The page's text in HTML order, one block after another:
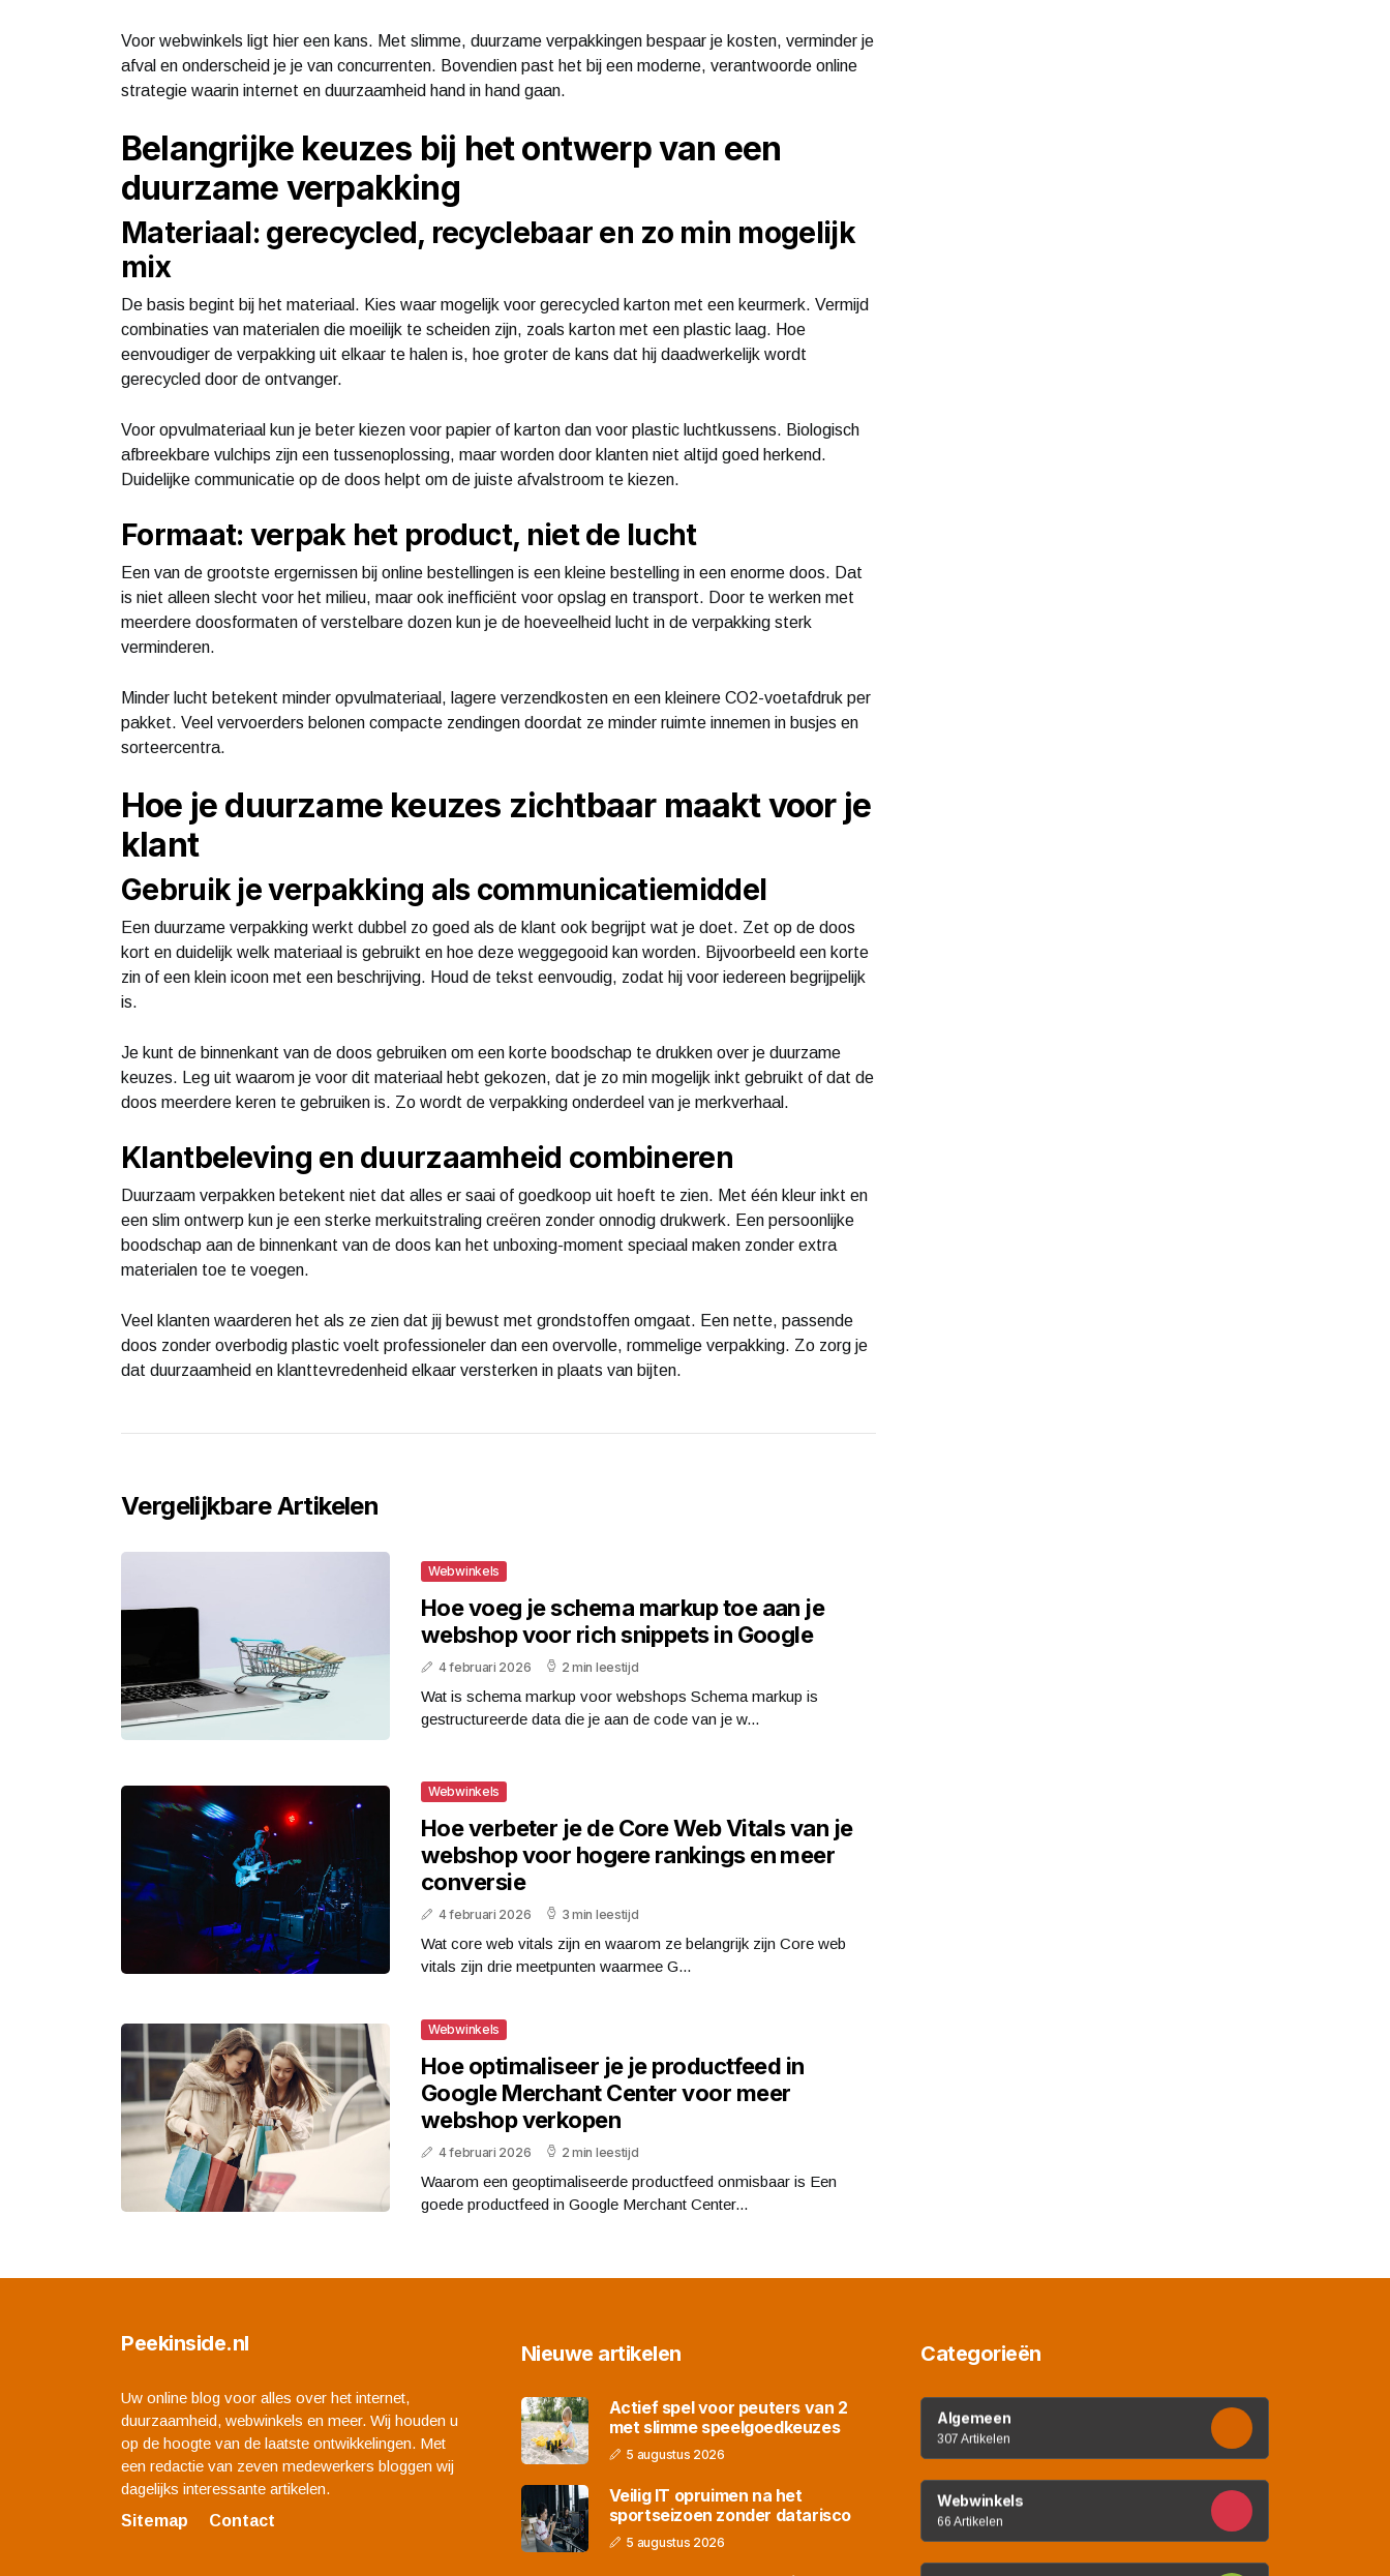
Voor webwinkels ligt hier een kans. Met slimme, duurzame verpakkingen bespaar je kosten, verminder je
afval en onderscheid je je van concurrenten. Bovendien past het bij een moderne, verantwoorde online
strategie waarin internet en duurzaamheid hand in hand gaan.
Belangrijke keuzes bij het ontwerp van een
duurzame verpakking
Materiaal: gerecycled, recyclebaar en zo min mogelijk
mix
De basis begint bij het materiaal. Kies waar mogelijk voor gerecycled karton met een keurmerk. Vermijd
combinaties van materialen die moeilijk te scheiden zijn, zoals karton met een plastic laag. Hoe
eenvoudiger de verpakking uit elkaar te halen is, hoe groter de kans dat hij daadwerkelijk wordt
gerecycled door de ontvanger.
Voor opvulmateriaal kun je beter kiezen voor papier of karton dan voor plastic luchtkussens. Biologisch
afbreekbare vulchips zijn een tussenoplossing, maar worden door klanten niet altijd goed herkend.
Duidelijke communicatie op de doos helpt om de juiste afvalstroom te kiezen.
Formaat: verpak het product, niet de lucht
Een van de grootste ergernissen bij online bestellingen is een kleine bestelling in een enorme doos. Dat
is niet alleen slecht voor het milieu, maar ook inefficiënt voor opslag en transport. Door te werken met
meerdere doosformaten of verstelbare dozen kun je de hoeveelheid lucht in de verpakking sterk
verminderen.
Minder lucht betekent minder opvulmateriaal, lagere verzendkosten en een kleinere CO2-voetafdruk per
pakket. Veel vervoerders belonen compacte zendingen doordat ze minder ruimte innemen in busjes en
sorteercentra.
Hoe je duurzame keuzes zichtbaar maakt voor je
klant
Gebruik je verpakking als communicatiemiddel
Een duurzame verpakking werkt dubbel zo goed als de klant ook begrijpt wat je doet. Zet op de doos
kort en duidelijk welk materiaal is gebruikt en hoe deze weggegooid kan worden. Bijvoorbeeld een korte
zin of een klein icoon met een beschrijving. Houd de tekst eenvoudig, zodat hij voor iedereen begrijpelijk
is.
Je kunt de binnenkant van de doos gebruiken om een korte boodschap te drukken over je duurzame
keuzes. Leg uit waarom je voor dit materiaal hebt gekozen, dat je zo min mogelijk inkt gebruikt of dat de
doos meerdere keren te gebruiken is. Zo wordt de verpakking onderdeel van je merkverhaal.
Klantbeleving en duurzaamheid combineren
Duurzaam verpakken betekent niet dat alles er saai of goedkoop uit hoeft te zien. Met één kleur inkt en
een slim ontwerp kun je een sterke merkuitstraling creëren zonder onnodig drukwerk. Een persoonlijke
boodschap aan de binnenkant van de doos kan het unboxing-moment speciaal maken zonder extra
materialen toe te voegen.
Veel klanten waarderen het als ze zien dat jij bewust met grondstoffen omgaat. Een nette, passende
doos zonder overbodig plastic voelt professioneler dan een overvolle, rommelige verpakking. Zo zorg je
dat duurzaamheid en klanttevredenheid elkaar versterken in plaats van bijten.
Vergelijkbare Artikelen
Webwinkels
Hoe voeg je schema markup toe aan je
webshop voor rich snippets in Google
4 februari 2026 2 min leestijd
Wat is schema markup voor webshops Schema markup is
gestructureerde data die je aan de code van je w...
Webwinkels
Hoe verbeter je de Core Web Vitals van je
webshop voor hogere rankings en meer
conversie
4 februari 2026 3 min leestijd
Wat core web vitals zijn en waarom ze belangrijk zijn Core web
vitals zijn drie meetpunten waarmee G...
Webwinkels
Hoe optimaliseer je je productfeed in
Google Merchant Center voor meer
webshop verkopen
4 februari 2026 2 min leestijd
Waarom een geoptimaliseerde productfeed onmisbaar is Een
goede productfeed in Google Merchant Center...
Peekinside.nl
Uw online blog voor alles over het internet,
duurzaamheid, webwinkels en meer. Wij houden u
op de hoogte van de laatste ontwikkelingen. Met
een redactie van zeven medewerkers bloggen wij
dagelijks interessante artikelen.
Sitemap
Contact
Nieuwe artikelen
Actief spel voor peuters van 2
met slimme speelgoedkeuzes
5 augustus 2026
Veilig IT opruimen na het
sportseizoen zonder datarisco
5 augustus 2026
Categorieën
Algemeen
307 Artikelen
Webwinkels
66 Artikelen